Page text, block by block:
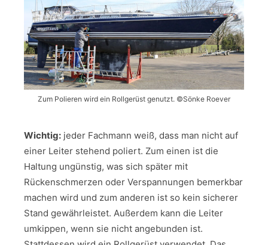
Zum Polieren wird ein Rollgerüst genutzt. ©Sönke Roever
Wichtig: jeder Fachmann weiß, dass man nicht auf
einer Leiter stehend poliert. Zum einen ist die
Haltung ungünstig, was sich später mit
Rückenschmerzen oder Verspannungen bemerkbar
machen wird und zum anderen ist so kein sicherer
Stand gewährleistet. Außerdem kann die Leiter
umkippen, wenn sie nicht angebunden ist.